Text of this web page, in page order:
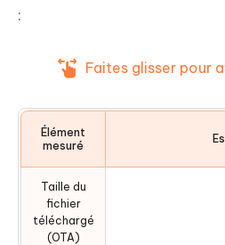
:
Faites glisser pour
Élément
mesuré
Taille du
fichier
téléchargé
(OTA)